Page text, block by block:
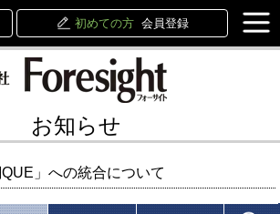
初めての方 会員登録
お知らせ
」への統合について